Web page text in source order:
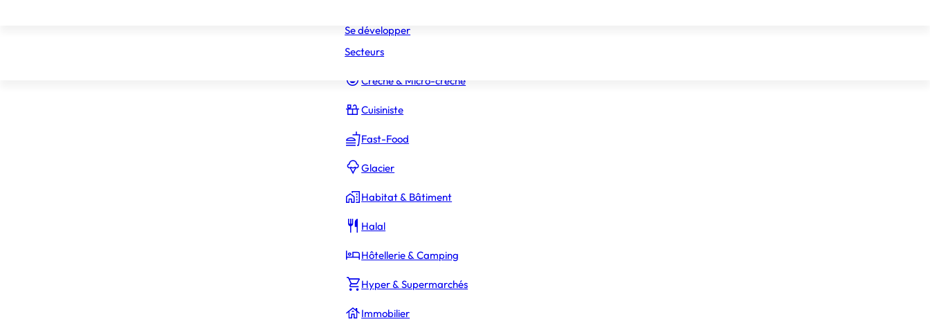
Constructeur Piscines & Spas
Crèche & Micro-crèche
Cuisiniste
Fast-Food
Glacier
Habitat & Bâtiment
Halal
Hôtellerie & Camping
Hyper & Supermarchés
Immobilier
Se développer
Secteurs